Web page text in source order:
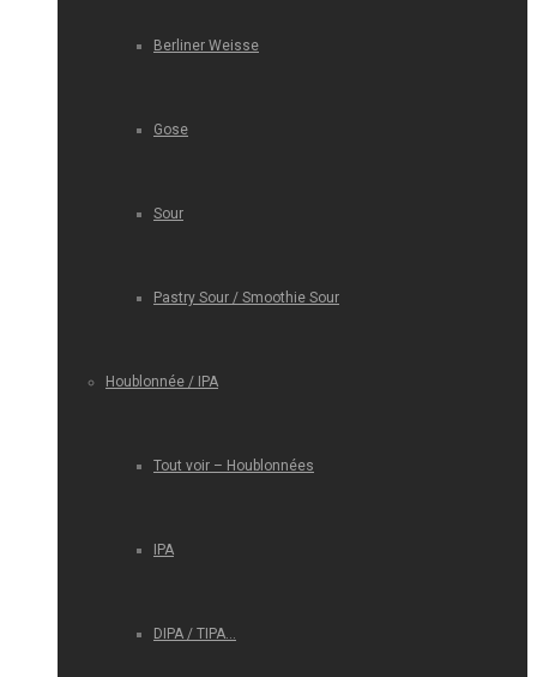
Berliner Weisse
Gose
Sour
Pastry Sour / Smoothie Sour
Houblonnée / IPA
Tout voir – Houblonnées
IPA
DIPA / TIPA…